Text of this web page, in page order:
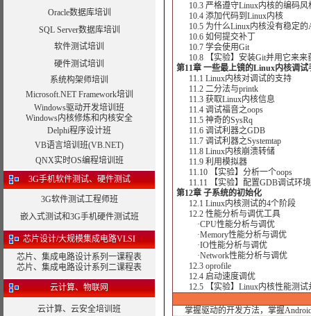
Oracle数据库培训
SQL Server数据库培训
软件测试培训
硬件测试培训
系统构架师培训
Microsoft.NET Framework培训
Windows驱动开发培训班
Windows内核修炼和内核安全
Delphi程序设计班
VB语言培训班(VB.NET)
QNX实时OS编程培训班
3G手机软件测试、硬件测试
3G软件测试工程师班
嵌入式测试和3G手机硬件测试班
芯片设计/大规模集成电路VLSI
芯片、集成电路设计系列一课程表
芯片、集成电路设计系列二课程表
云计算、物联网
云计算、云安全培训班
10.3 严格遵守Linux内核的编码风
10.4 添加代码到Linux内核
10.5 为什么Linux内核没有稳定的
10.6 如何提交补丁
10.7 学会使用Git
10.8 【实验】安装Git并用它来来
第11章 一些最上镜的Linux内核调试
11.1 Linux内核对调试的支持
11.2 二分法与printk
11.3 获取Linux内核信息
11.4 调试福音之oops
11.5 神奇的SysRq
11.6 调试利器之GDB
11.7 调试利器之Systemtap
11.8 Linux内核崩溃转储
11.9 利用模拟器
11.10 【实验】分析一个oops
11.11 【实验】配置GDB调试环
第12章 子系统的初始化
12.1 Linux内核测试的4个阶段
12.2 性能分析与调优工具
·CPU性能分析与调优
·Memory性能分析与调优
·IO性能分析与调优
·Network性能分析与调优
12.3 oprofile
12.4 启动速度调优
12.5 【实验】Linux内核性能测试
掌握驱动的开发方法，掌握